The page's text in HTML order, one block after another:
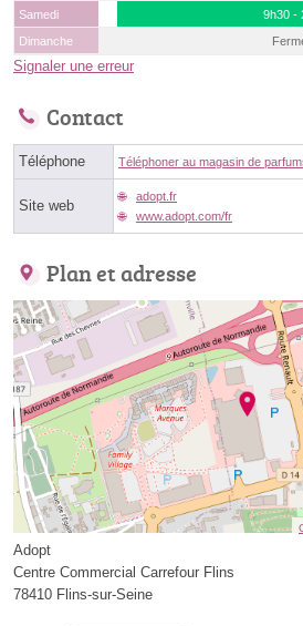
Samedi
9h30 -
Dimanche
Signaler une erreur
Contact
Téléphone Téléphoner au magasin de
Site web
adopt.fr
www.adopt.com/fr
Plan et adresse
Adopt
Centre Commercial Carrefour Flins
78410 Flins-sur-Seine